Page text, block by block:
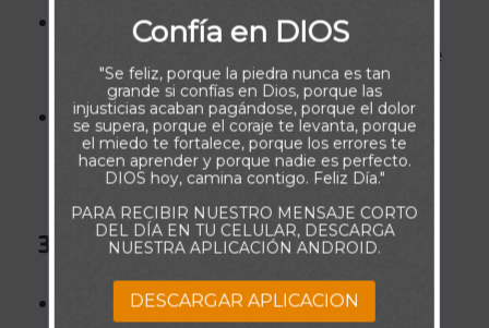
La mansedumbre de Moisés no era debilidad,
, una humildad nacida de
la comunión con Dios.
Mientras sus propios hermanos lo criticaban,
Moisés guardó silencio, confiando en que Dios
mismo lo defendería.
3. Dios interviene (Números 12:4-9)
Jehová llama inmediatamente a los tres
Confía en DIOS
"Se feliz, porque la piedra nunca es tan
grande si confías en Dios, porque las
injusticias acaban pagándose, porque el dolor
se supera, porque el coraje te levanta, porque
el miedo te fortalece, porque los errores te
hacen aprender y porque nadie es perfecto.
DIOS hoy, camina contigo. Feliz Día."
PARA RECIBIR NUESTRO MENSAJE CORTO
DEL DÍA EN TU CELULAR, DESCARGA
NUESTRA APLICACIÓN ANDROID.
DESCARGAR APLICACION